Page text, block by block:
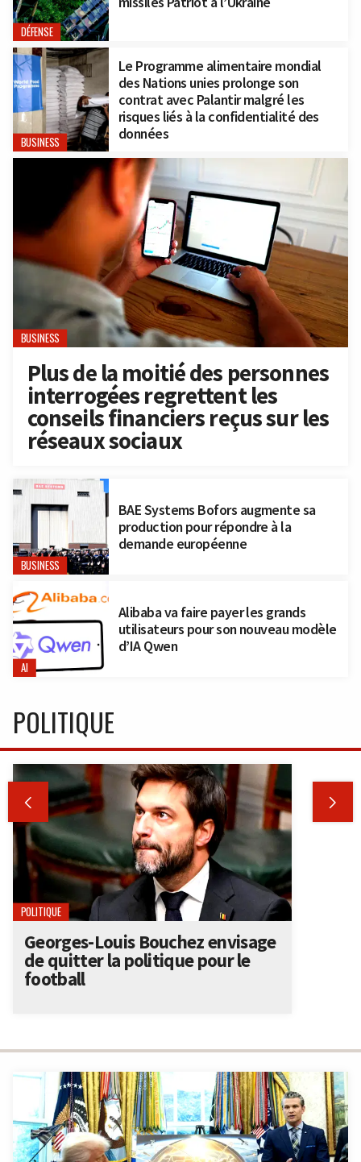
DÉFENSE
BUSINESS
Le Programme alimentaire mondial
des Nations unies prolonge son
contrat avec Palantir malgré les
risques liés à la confidentialité des
données
BUSINESS
Plus de la moitié des personnes
interrogées regrettent les
conseils financiers reçus sur les
réseaux sociaux
BUSINESS
BAE Systems Bofors augmente sa
production pour répondre à la
demande européenne
AI
Alibaba va faire payer les grands
utilisateurs pour son nouveau modèle
d’IA Qwen
POLITIQUE
 
POLITIQUE
Georges-Louis Bouchez envisage
de quitter la politique pour le
football